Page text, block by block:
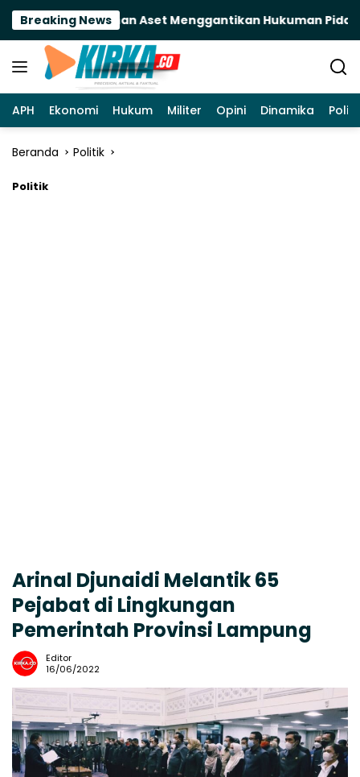
Langsung
konten
Breaking News
Pemulihan Aset Menggantikan Hukuman Pidana?
APH Ekonomi Hukum Militer Opini Dinamika
Beranda Politik
Politik
Arinal Djunaidi Melantik 65
Pejabat di Lingkungan
Pemerintah Provinsi Lampung
Editor
16/06/2022